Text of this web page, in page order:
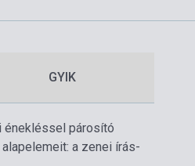
GYIK
énekléssel párosító
a zenei írás-